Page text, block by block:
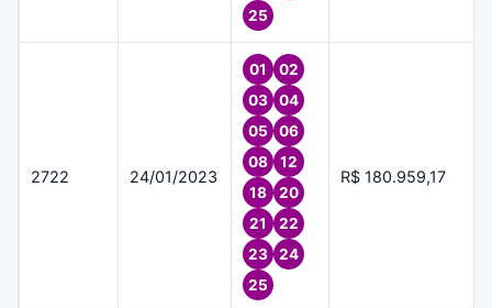
25
2722 24/01/2023
01
02
03
04
05
06
08
12
18
20
21
22
23
24
25
R$ 180.959,17